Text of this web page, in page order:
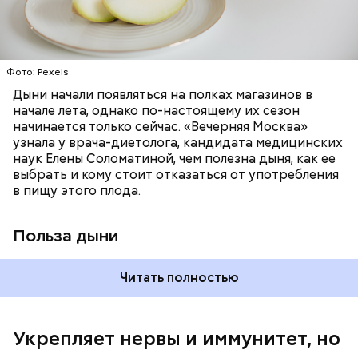
Фото: Pexels
Дыни начали появляться на полках магазинов в
начале лета, однако по-настоящему их сезон
начинается только сейчас. «Вечерняя Москва»
узнала у врача-диетолога, кандидата медицинских
наук Елены Соломатиной, чем полезна дыня, как ее
выбрать и кому стоит отказаться от употребления
в пищу этого плода.
Польза дыни
лютеин и зеаксантин — эти каротиноиды
отлично поддерживают наше зрение;
калий — оказывает мочегонное действие,
поддерживает сердечно-сосудистую
систему и предотвращает скачки давления;
магний — помогает калию и не дает сосудам
спазмироваться.
Читать полностью
Укрепляет нервы и иммунитет, но
По мнению специалиста, здоровому человеку
достаточно включать щавель в рацион несколько
раз в месяц. В небольших количествах в свежем